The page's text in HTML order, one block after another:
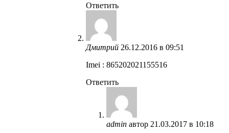
Ответить
Дмитрий 26.12.2016 в 09:51
Imei : 865202021155516
Ответить
admin автор 21.03.2017 в 10:18